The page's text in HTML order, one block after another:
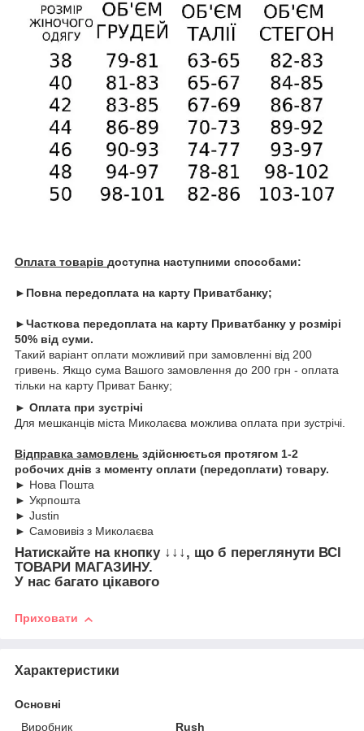
Оплата товарів доступна наступними способами:
►Повна передоплата на карту Приватбанку;
►Часткова передоплата на карту Приватбанку у розмірі
50% від суми.
Такий варіант оплати можливий при замовленні від 200
гривень. Якщо сума Вашого замовлення до 200 грн - оплата
тільки на карту Приват Банку;
► Оплата при зустрічі
Для мешканців міста Миколаєва можлива оплата при зустрічі.
Відправка замовлень здійснюється протягом 1-2
робочих днів з моменту оплати (передоплати) товару.
► Нова Пошта
► Укрпошта
► Justin
► Самовивіз з Миколаєва
Натискайте на кнопку↓↓↓, що б переглянути ВСІ
ТОВАРИ МАГАЗИНУ.
У нас багато цікавого
Приховати
Характеристики
Основні
Виробник
Rush